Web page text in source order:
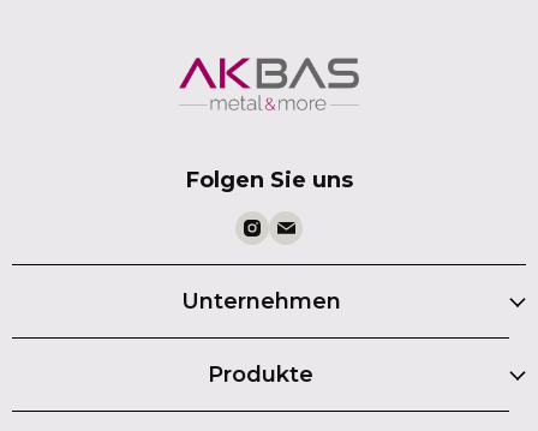
Folgen Sie uns
Unternehmen
Produkte